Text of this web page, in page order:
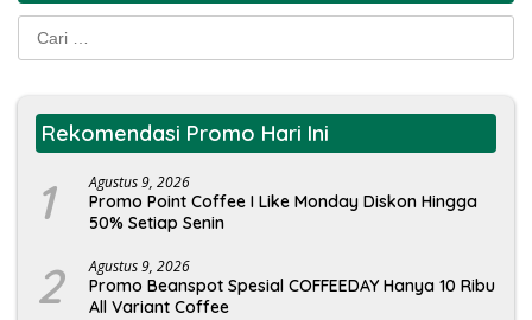
Cari
untuk:
Rekomendasi Promo Hari Ini
1 Agustus 9, 2026
Promo Point Coffee I Like Monday Diskon Hingga
50% Setiap Senin
2 Agustus 9, 2026
Promo Beanspot Spesial COFFEEDAY Hanya 10 Ribu
All Variant Coffee